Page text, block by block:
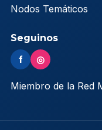
Nodos Temáticos
Seguinos
f ◎
Miembro de la Red